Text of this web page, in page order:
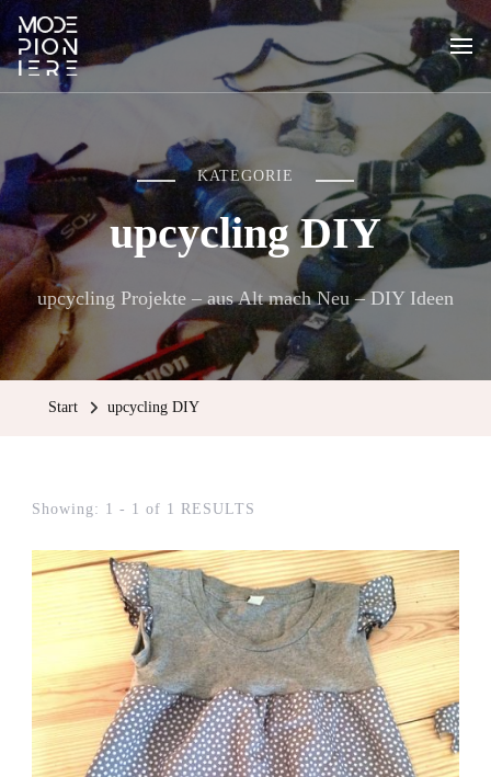
MODEPIONIERE
fashion behind the scenes
KATEGORIE
upcycling DIY
upcycling Projekte – aus Alt mach Neu – DIY Ideen
Start upcycling DIY
Showing: 1 - 1 of 1 RESULTS